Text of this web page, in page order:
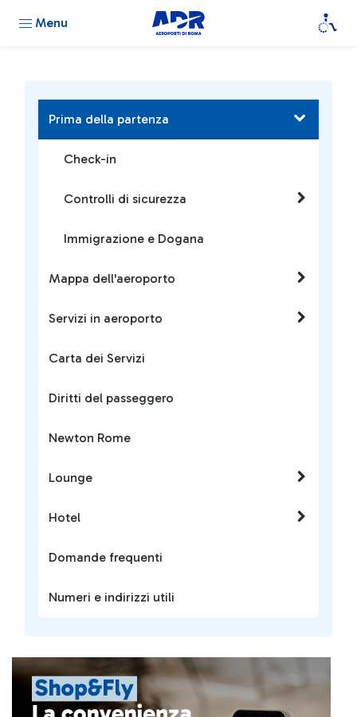
Menu
Prima della partenza
Check-in
Controlli di sicurezza
Immigrazione e Dogana
Mappa dell'aeroporto
Servizi in aeroporto
Carta dei Servizi
Diritti del passeggero
Newton Rome
Lounge
Hotel
Domande frequenti
Numeri e indirizzi utili